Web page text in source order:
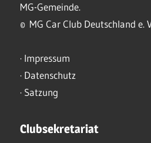
MG-Gemeinde.
© MG Car Club Deutschland e.
· Impressum
· Datenschutz
· Satzung
Clubsekretariat